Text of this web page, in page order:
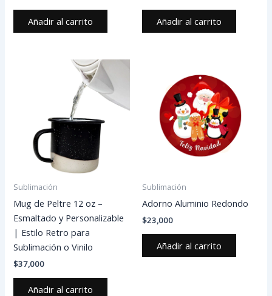
Añadir al carrito Añadir al carrito
Sublimación
Mug de Peltre 12 oz –
Esmaltado y Personalizable
| Estilo Retro para
Sublimación o Vinilo
$37,000
Añadir al carrito
Sublimación
Adorno Aluminio Redondo
$23,000
Añadir al carrito